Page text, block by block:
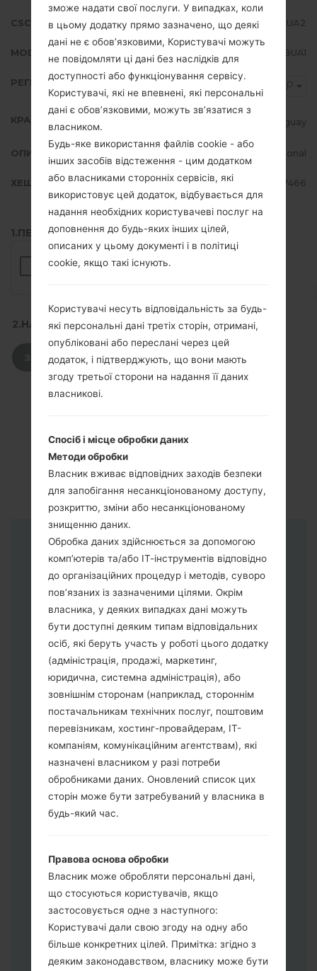
CSC ВЕРСІЯ A217MOWO5BUA2
MODEM/CP ВЕРСІЯ A217MUBU5BUA1
РЕГІОН PSP
КРАЇНА Paraguay
ОПИС Personal
ХЕШ 31e2a424285aafb6ff31453fcd457466
1.ПЕРЕВІРТИ НАЯВНІСТЬ RECAPTCHA
2.НАТИСНІТЬ, ЩОБ ЗАВАНТАЖИТИ
ЗАВАНТАЖИТИ
Інструкції
Завантажте на свій ПК:Odin 3.
Далі завантажте та розпакуйте файл
прошивки.
прошивки тут) файлів для прошивки:
AP: "System & Recovery"
CP: "Modem & Radio"
CSC_***: "Country & Region & Operator"
HOME_CSC_***: "Country & Region &
Operator"
Додайте усі файли у програму Odin 3.
зможе надати свої послуги. У випадках, коли
в цьому додатку прямо зазначено, що деякі
дані не є обов’язковими, Користувачі можуть
не повідомляти ці дані без наслідків для
доступності або функціонування сервісу.
Користувачі, які не впевнені, які персональні
дані є обов’язковими, можуть зв’язатися з
власником.
Будь-яке використання файлів cookie - або
інших засобів відстеження - цим додатком
або власниками сторонніх сервісів, які
використовує цей додаток, відбувається для
надання необхідних користувачеві послуг на
доповнення до будь-яких інших цілей,
описаних у цьому документі і в політиці
cookie, якщо такі існують.
Користувачі несуть відповідальність за будь-
які персональні дані третіх сторін, отримані,
опубліковані або переслані через цей
додаток, і підтверджують, що вони мають
згоду третьої сторони на надання її даних
власникові.
Спосіб і місце обробки даних
Методи обробки
Власник вживає відповідних заходів безпеки
для запобігання несанкціонованому доступу,
розкриттю, зміни або несанкціонованому
знищенню даних.
Обробка даних здійснюється за допомогою
комп’ютерів та/або ІТ-інструментів відповідно
до організаційних процедур і методів, суворо
пов’язаних із зазначеними цілями. Окрім
власника, у деяких випадках дані можуть
бути доступні деяким типам відповідальних
осіб, які беруть участь у роботі цього додатку
(адміністрація, продажі, маркетинг,
юридична, системна адміністрація), або
зовнішнім сторонам (наприклад, стороннім
постачальникам технічних послуг, поштовим
перевізникам, хостинг-провайдерам, ІТ-
компаніям, комунікаційним агентствам), які
назначені власником у разі потреби
обробниками даних. Оновлений список цих
сторін може бути затребуваний у власника в
будь-який час.
Правова основа обробки
Власник може обробляти персональні дані,
що стосуються користувачів, якщо
застосовується одне з наступного:
Користувачі дали свою згоду на одну або
більше конкретних цілей. Примітка: згідно з
деяким законодавством, власнику може бути